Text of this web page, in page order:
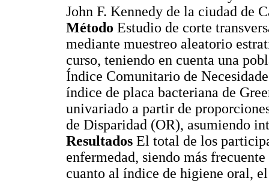
John F. Kennedy de la ciudad de
Método Estudio de corte
mediante muestreo aleatorio
curso, teniendo en cuenta una
Índice Comunitario de
índice de placa bacteriana de
univariado a partir de
de Disparidad (OR), asumiendo
Resultados El total de los
enfermedad, siendo más
cuanto al índice de higiene oral,